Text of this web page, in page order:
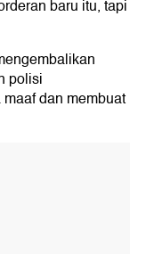
baru itu, tapi
polisi
dan membuat